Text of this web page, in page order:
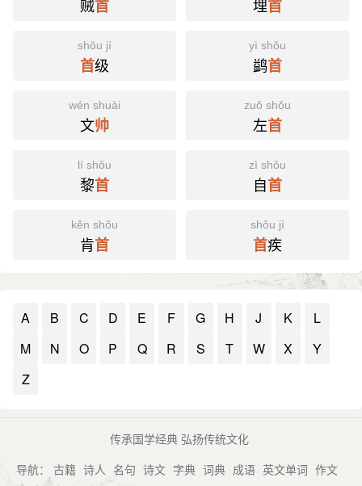
贼首 埋首
shǒu jí
首级
yì shǒu
鹢首
wén shuài
文帅
zuǒ shǒu
左首
lí shǒu
黎首
zì shǒu
自首
kěn shǒu
肯首
shǒu jí
首疾
A B C D E F G H J K
L
M
N O P Q R S T W X
Y
Z
传承国学经典 弘扬传统文化
导航： 古籍 诗人 名句 诗文 字典 词典 成语 英文单词 作文